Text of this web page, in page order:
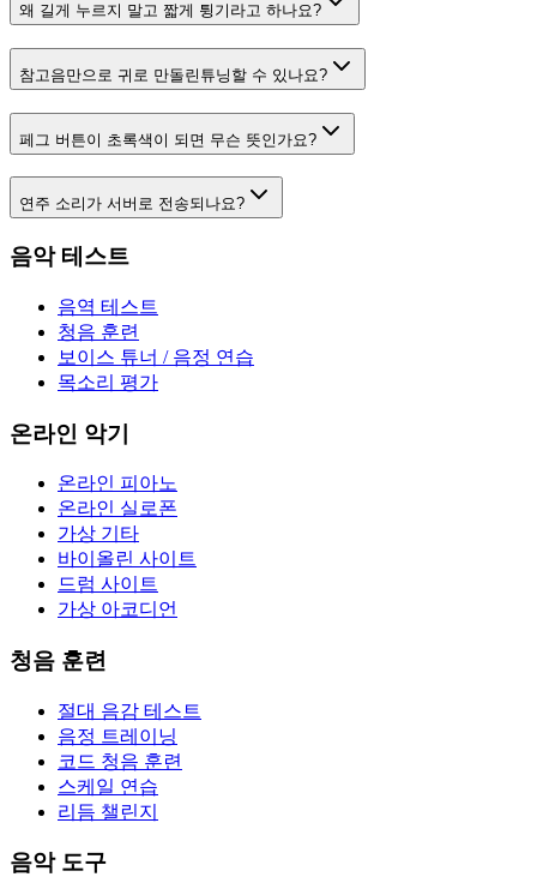
왜 길게 누르지 말고 짧게 튕기라고 하나요?
참고음만으로 귀로 만돌린튜닝할 수 있나요?
페그 버튼이 초록색이 되면 무슨 뜻인가요?
연주 소리가 서버로 전송되나요?
음악 테스트
음역 테스트
청음 훈련
보이스 튜너 / 음정 연습
목소리 평가
온라인 악기
온라인 피아노
온라인 실로폰
가상 기타
바이올린 사이트
드럼 사이트
가상 아코디언
청음 훈련
절대 음감 테스트
음정 트레이닝
코드 청음 훈련
스케일 연습
리듬 챌린지
음악 도구